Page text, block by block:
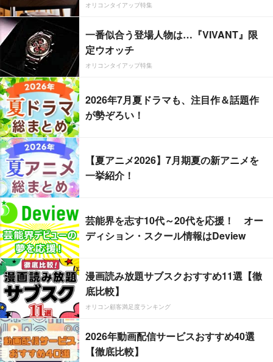
オリコンタイアップ特集
一番似合う登場人物は…『VIVANT』限
定ウオッチ
オリコンタイアップ特集
2026年7月夏ドラマも、注目作＆話題作
が勢ぞろい！
【夏アニメ2026】7月期夏の新アニメを
一挙紹介！
芸能界を志す10代～20代を応援！ オー
ディション・スクール情報はDeview
漫画読み放題サブスクおすすめ11選【徹
底比較】
オリコン顧客満足度ランキング
2026年動画配信サービスおすすめ40選
【徹底比較】